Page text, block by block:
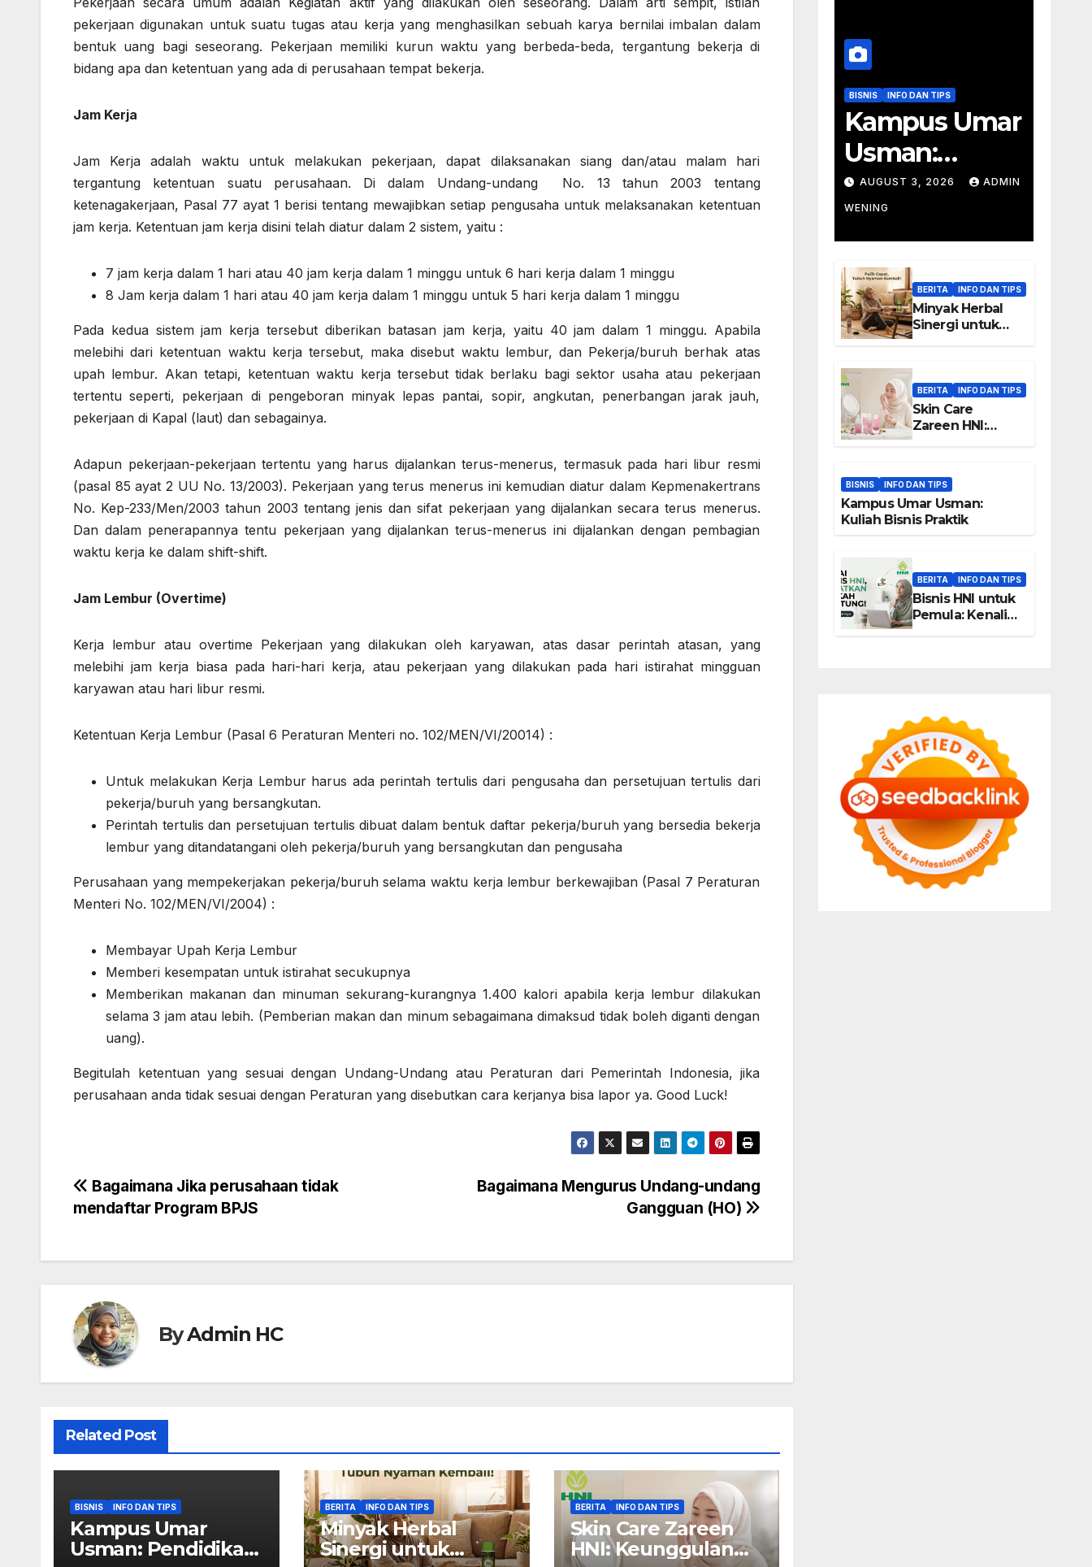
pekerjaan digunakan untuk suatu tugas atau kerja yang menghasilkan sebuah karya bernilai imbalan dalam
bentuk uang bagi seseorang. Pekerjaan memiliki kurun waktu yang berbeda-beda, tergantung bekerja di
bidang apa dan ketentuan yang ada di perusahaan tempat bekerja.
Jam Kerja
Jam Kerja adalah waktu untuk melakukan pekerjaan, dapat dilaksanakan siang dan/atau malam hari
tergantung ketentuan suatu perusahaan. Di dalam Undang-undang No. 13 tahun 2003 tentang
ketenagakerjaan, Pasal 77 ayat 1 berisi tentang mewajibkan setiap pengusaha untuk melaksanakan ketentuan
jam kerja. Ketentuan jam kerja disini telah diatur dalam 2 sistem, yaitu :
7 jam kerja dalam 1 hari atau 40 jam kerja dalam 1 minggu untuk 6 hari kerja dalam 1 minggu
8 Jam kerja dalam 1 hari atau 40 jam kerja dalam 1 minggu untuk 5 hari kerja dalam 1 minggu
Pada kedua sistem jam kerja tersebut diberikan batasan jam kerja, yaitu 40 jam dalam 1 minggu. Apabila
melebihi dari ketentuan waktu kerja tersebut, maka disebut waktu lembur, dan Pekerja/buruh berhak atas
upah lembur. Akan tetapi, ketentuan waktu kerja tersebut tidak berlaku bagi sektor usaha atau pekerjaan
tertentu seperti, pekerjaan di pengeboran minyak lepas pantai, sopir, angkutan, penerbangan jarak jauh,
pekerjaan di Kapal (laut) dan sebagainya.
Adapun pekerjaan-pekerjaan tertentu yang harus dijalankan terus-menerus, termasuk pada hari libur resmi
(pasal 85 ayat 2 UU No. 13/2003). Pekerjaan yang terus menerus ini kemudian diatur dalam Kepmenakertrans
No. Kep-233/Men/2003 tahun 2003 tentang jenis dan sifat pekerjaan yang dijalankan secara terus menerus.
Dan dalam penerapannya tentu pekerjaan yang dijalankan terus-menerus ini dijalankan dengan pembagian
waktu kerja ke dalam shift-shift.
Jam Lembur (Overtime)
Kerja lembur atau overtime Pekerjaan yang dilakukan oleh karyawan, atas dasar perintah atasan, yang
melebihi jam kerja biasa pada hari-hari kerja, atau pekerjaan yang dilakukan pada hari istirahat mingguan
karyawan atau hari libur resmi.
Ketentuan Kerja Lembur (Pasal 6 Peraturan Menteri no. 102/MEN/VI/20014) :
Untuk melakukan Kerja Lembur harus ada perintah tertulis dari pengusaha dan persetujuan tertulis dari
pekerja/buruh yang bersangkutan.
Perintah tertulis dan persetujuan tertulis dibuat dalam bentuk daftar pekerja/buruh yang bersedia bekerja
lembur yang ditandatangani oleh pekerja/buruh yang bersangkutan dan pengusaha
Perusahaan yang mempekerjakan pekerja/buruh selama waktu kerja lembur berkewajiban (Pasal 7 Peraturan
Menteri No. 102/MEN/VI/2004) :
Membayar Upah Kerja Lembur
Memberi kesempatan untuk istirahat secukupnya
Memberikan makanan dan minuman sekurang-kurangnya 1.400 kalori apabila kerja lembur dilakukan
selama 3 jam atau lebih. (Pemberian makan dan minum sebagaimana dimaksud tidak boleh diganti dengan
uang).
Begitulah ketentuan yang sesuai dengan Undang-Undang atau Peraturan dari Pemerintah Indonesia, jika
perusahaan anda tidak sesuai dengan Peraturan yang disebutkan cara kerjanya bisa lapor ya. Good Luck!
Post
navigation
Bagaimana Mengurus Undang-undang
Gangguan (HO)
Bagaimana Jika perusahaan tidak
mendaftar Program BPJS
ByAdmin HC
Related Post
BISNIS INFO DAN TIPS
Kampus Umar
Usman: Pendidikan
BERITA INFO DAN TIPS
Minyak Herbal
Sinergi untuk
BERITA INFO DAN TIPS
Skin Care Zareen
HNI: Keunggulan
BISNIS INFO DAN TIPS
Kampus Umar
Usman:
Pendidikan
Wirausaha
AUGUST 3, 2026 ADMIN
WENING
BERITA INFO DAN TIPS
Minyak Herbal
Sinergi untuk
Rutinitas Setelah
BERITA INFO DAN TIPS
Skin Care
Zareen HNI:
Keunggulan dan
BISNIS INFO DAN TIPS
Kampus Umar Usman:
Kuliah Bisnis Praktik
BERITA INFO DAN TIPS
Bisnis HNI untuk
Pemula: Kenali
Peluang Usaha